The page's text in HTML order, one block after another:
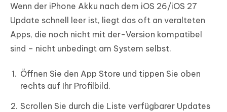
Wenn der iPhone Akku nach dem iOS 26/iOS 27
Update schnell leer ist, liegt das oft an veralteten
Apps, die noch nicht mit der-Version kompatibel
sind – nicht unbedingt am System selbst.
Öffnen Sie den App Store und tippen Sie oben
rechts auf Ihr Profilbild.
Scrollen Sie durch die Liste verfügbarer Updates